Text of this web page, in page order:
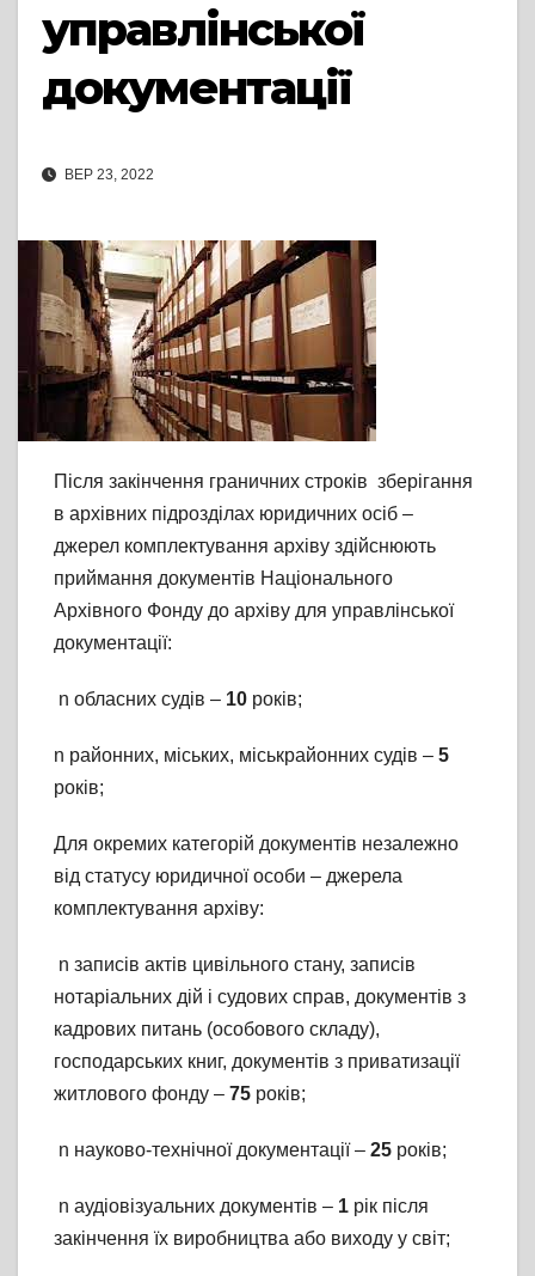
управлінської
документації
ВЕР 23, 2022
Після закінчення граничних строків зберігання
в архівних підрозділах юридичних осіб –
джерел комплектування архіву здійснюють
приймання документів Національного
Архівного Фонду до архіву для управлінської
документації:
n обласних судів – 10 років;
n районних, міських, міськрайонних судів – 5
років;
Для окремих категорій документів незалежно
від статусу юридичної особи – джерела
комплектування архіву:
n записів актів цивільного стану, записів
нотаріальних дій і судових справ, документів з
кадрових питань (особового складу),
господарських книг, документів з приватизації
житлового фонду – 75 років;
n науково-технічної документації – 25 років;
n аудіовізуальних документів – 1 рік після
закінчення їх виробництва або виходу у світ;